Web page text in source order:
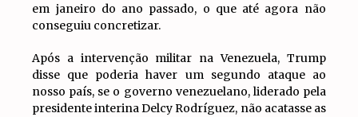
em janeiro do ano passado, o que até agora não
conseguiu concretizar.
Após a intervenção militar na Venezuela, Trump
disse que poderia haver um segundo ataque ao
nosso país, se o governo venezuelano, liderado pela
presidente interina Delcy Rodríguez, não acatasse as